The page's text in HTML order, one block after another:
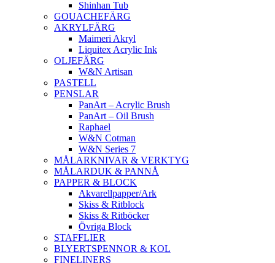
Shinhan Tub
GOUACHEFÄRG
AKRYLFÄRG
Maimeri Akryl
Liquitex Acrylic Ink
OLJEFÄRG
W&N Artisan
PASTELL
PENSLAR
PanArt – Acrylic Brush
PanArt – Oil Brush
Raphael
W&N Cotman
W&N Series 7
MÅLARKNIVAR & VERKTYG
MÅLARDUK & PANNÅ
PAPPER & BLOCK
Akvarellpapper/Ark
Skiss & Ritblock
Skiss & Ritböcker
Övriga Block
STAFFLIER
BLYERTSPENNOR & KOL
FINELINERS